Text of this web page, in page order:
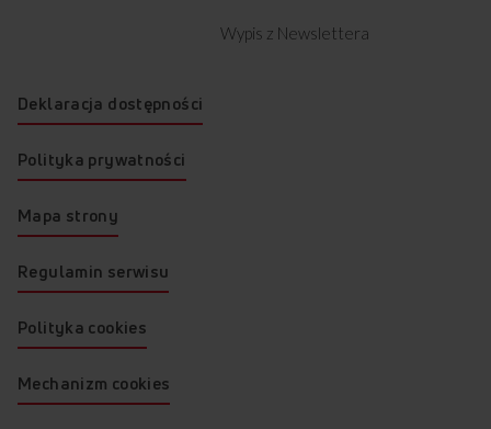
Wypis z Newslettera
Deklaracja dostępności
Polityka prywatności
Mapa strony
Regulamin serwisu
Polityka cookies
Mechanizm cookies